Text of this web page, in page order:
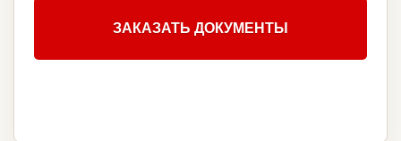
ЗАКАЗАТЬ ДОКУМЕНТЫ